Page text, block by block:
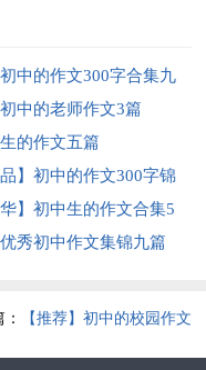
中的作文300字合集九
中的老师作文3篇
的作文五篇
品】初中的作文300字锦
华】初中生的作文合集5
秀初中作文集锦九篇
【推荐】初中的校园作文
合集七篇